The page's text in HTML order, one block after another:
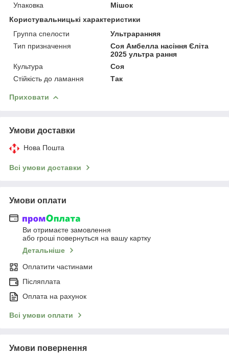
Упаковка
Мішок
Користувальницькі характеристики
Группа спелости
Ультраранняя
Тип призначення
Соя Амбелла насіння Єліта
2025 ультра рання
Культура
Соя
Стійкість до ламання
Так
Приховати
Умови доставки
Нова Пошта
Всі умови доставки
Умови оплати
Ви отримаєте замовлення
або гроші повернуться на вашу картку
Детальніше
Оплатити частинами
Післяплата
Оплата на рахунок
Всі умови оплати
Умови повернення